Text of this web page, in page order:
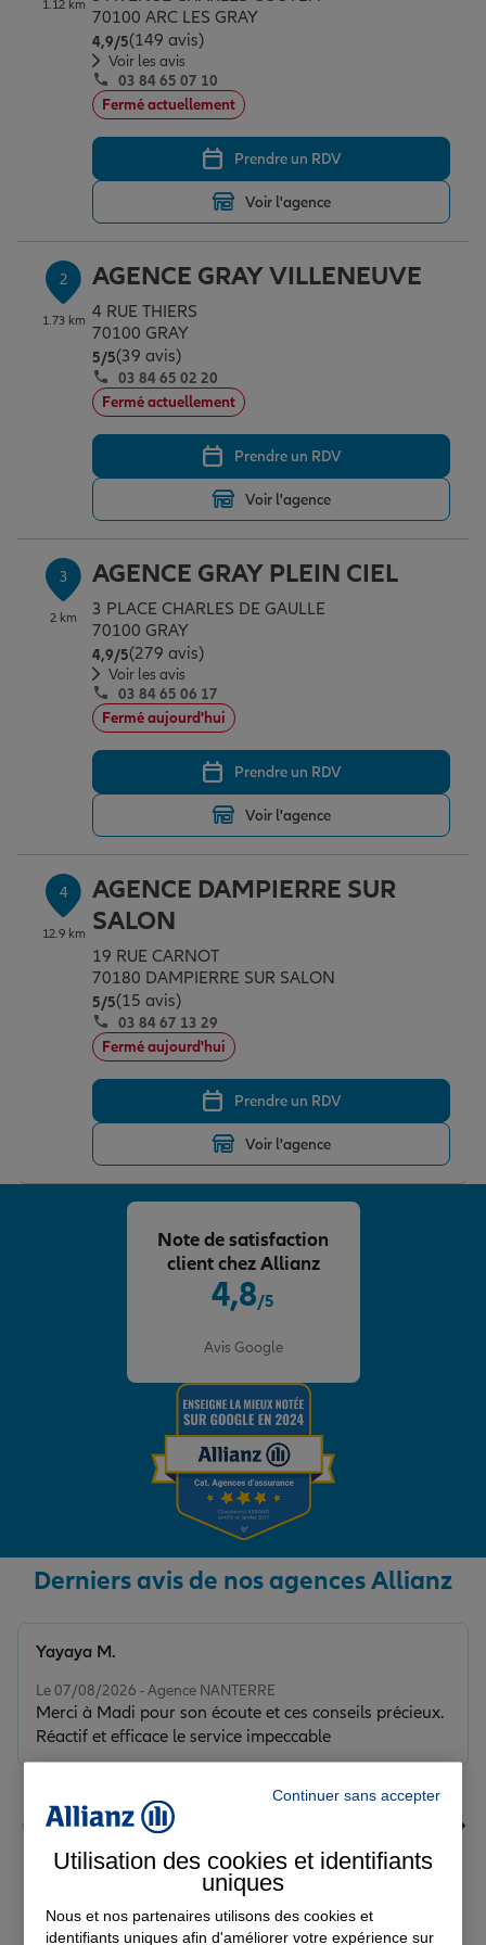
Assurance emprunteur
Prévoyance et dépendance
Assurance animal de compagnie
Protection de la famille
Protection juridique
Épargne & retraite
Plan épargne retraite
Assurance vie
Placements financiers
Investissements immobiliers
Transmission
Vos projets
Partir en vacances
Déménager
Changer de voiture
Départ à la retraite
Préparer l’avenir
Conseil assurance
Outre-mer
Assurance auto
Assurance habitation
Le Pack Famille
Garantie des accidents de la vie
Assurance scolaire
Protection juridique
Retraite
Tous nos devis d'assurance
Professionnels
Allianz en France
1.12 km
70100 ARC LES GRAY
4,9/5Note de 4.9 sur 5
(149 avis)
Voir les avis
03 84 65 07 10
Fermé actuellement
Prendre un RDV
Voir l'agence
2
1.73 km
AGENCE GRAY VILLENEUVE
4 RUE THIERS
70100 GRAY
5/5Note de 5 sur 5
(39 avis)
03 84 65 02 20
Fermé actuellement
Prendre un RDV
Voir l'agence
3
2 km
AGENCE GRAY PLEIN CIEL
3 PLACE CHARLES DE GAULLE
70100 GRAY
4,9/5Note de 4.9 sur 5
(279 avis)
Voir les avis
03 84 65 06 17
Fermé aujourd'hui
Prendre un RDV
Voir l'agence
4
12.9 km
AGENCE DAMPIERRE SUR
SALON
19 RUE CARNOT
70180 DAMPIERRE SUR SALON
5/5Note de 5 sur 5
(15 avis)
03 84 67 13 29
Fermé aujourd'hui
Prendre un RDV
Voir l'agence
4,8/5
Avis Google
Note de satisfaction
client chez Allianz
Derniers avis de nos agences Allianz
Le 07/08/2026 - Agence NANTERRE
Merci à Madi pour son écoute et ces conseils précieux.
Réactif et efficace le service impeccable
Yayaya M.
Voir tous les avis
Continuer sans accepter
Utilisation des cookies et identifiants
uniques
Nous et nos partenaires utilisons des cookies et
identifiants uniques afin d'améliorer votre expérience sur